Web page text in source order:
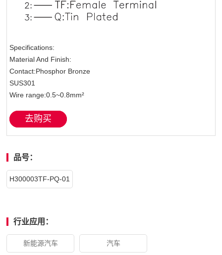
Specifications:
Material And Finish:
Contact:Phosphor Bronze
SUS301
Wire range:0.5~0.8mm²
去购买
品号：
H300003TF-PQ-01
行业应用：
新能源汽车 汽车